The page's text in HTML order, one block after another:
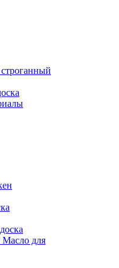
Масло для